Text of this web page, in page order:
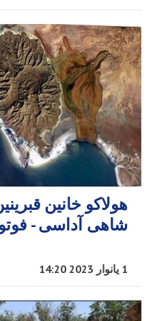
هولاکو خانین
شاهی آداسی - فوتو
1 یانوار 2023 14:20